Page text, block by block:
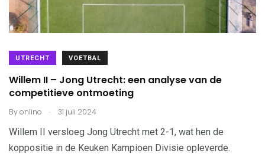
UTRECHT VOETBAL
Willem II – Jong Utrecht: een analyse van de
competitieve ontmoeting
Byonlino . 31 juli 2024
Willem II versloeg Jong Utrecht met 2-1, wat hen de
koppositie in de Keuken Kampioen Divisie opleverde.